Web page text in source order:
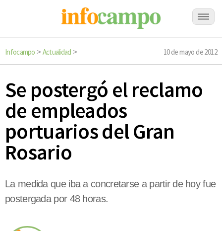
Infocampo > Actualidad > 10 de mayo de 2012
Se postergó el reclamo
de empleados
portuarios del Gran
Rosario
La medida que iba a concretarse a partir de hoy fue
postergada por 48 horas.